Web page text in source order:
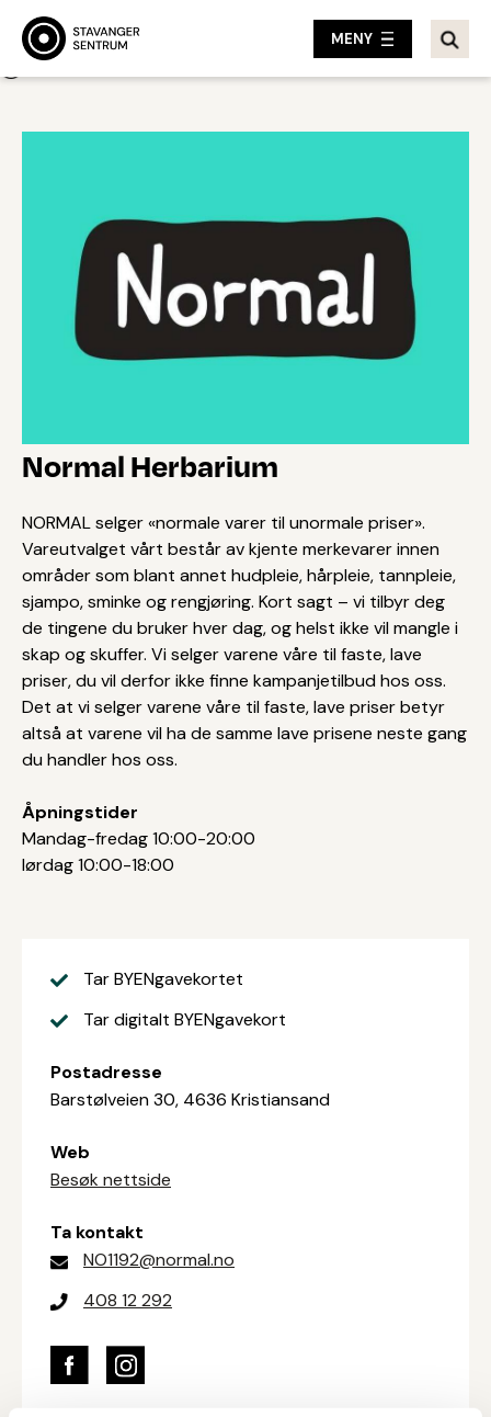
MENY
Normal Herbarium
NORMAL selger «normale varer til unormale priser».
Vareutvalget vårt består av kjente merkevarer innen
områder som blant annet hudpleie, hårpleie, tannpleie,
sjampo, sminke og rengjøring. Kort sagt – vi tilbyr deg
de tingene du bruker hver dag, og helst ikke vil mangle i
skap og skuffer. Vi selger varene våre til faste, lave
priser, du vil derfor ikke finne kampanjetilbud hos oss.
Det at vi selger varene våre til faste, lave priser betyr
altså at varene vil ha de samme lave prisene neste gang
du handler hos oss.
Åpningstider
Mandag-fredag 10:00-20:00
lørdag 10:00-18:00
Tar BYENgavekortet
Tar digitalt BYENgavekort
Postadresse
Barstølveien 30, 4636 Kristiansand
Web
Besøk nettside
Ta kontakt
NO1192@normal.no
408 12 292